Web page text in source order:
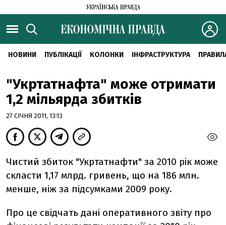
НОВИНИ ПУБЛІКАЦІЇ КОЛОНКИ ІНФРАСТРУКТУРА
"Укртатнафта" може отримати
1,2 мільярда збитків
27 СІЧНЯ 2011, 13:13
Чистий збиток "Укртатнафти" за 2010 рік може
скласти 1,17 млрд. гривень, що на 186 млн.
менше, ніж за підсумками 2009 року.
Про це свідчать дані оперативного звіту про